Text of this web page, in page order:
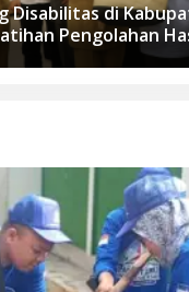
Disabilitas di
Pengolahan